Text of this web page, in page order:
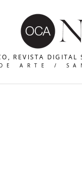
REVISTA DIGITAL
DE ARTE /